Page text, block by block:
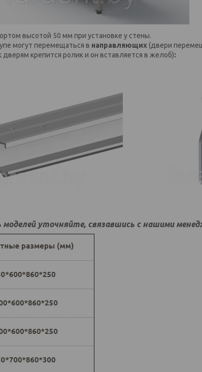
высотой 50 мм при установке у стены.
могут перемещаться в направляющих (двери
дверям крепится ролик и он вставляется в желоб):
уточняйте, связавшись с нашими